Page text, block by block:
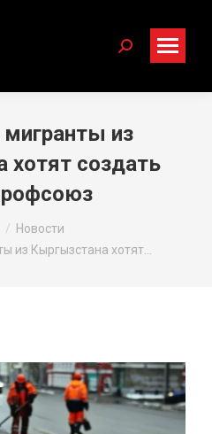
Search:
из
хотят создать
Новости
из Кыргызстана хотят…